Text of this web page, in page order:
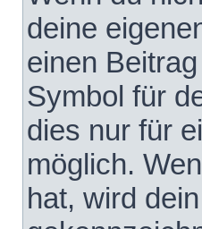
deine
einen
Symbol für
dies nur für
möglich.
hat, wird